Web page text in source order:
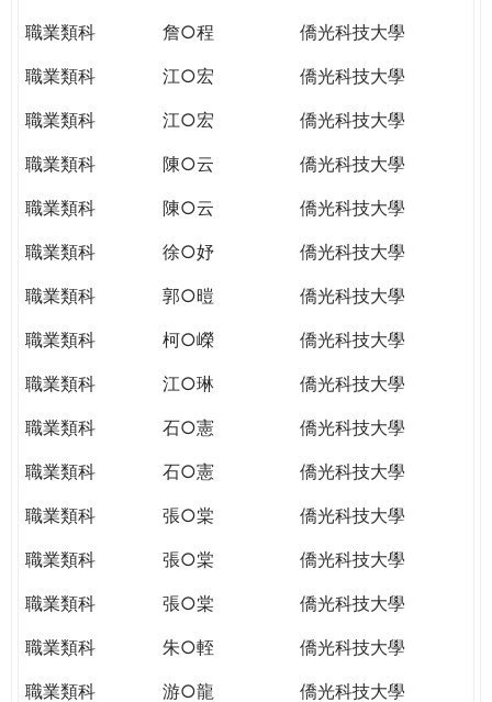
職業類科
詹○程
僑光科技大學
職業類科
江○宏
僑光科技大學
職業類科
江○宏
僑光科技大學
職業類科
陳○云
僑光科技大學
職業類科
陳○云
僑光科技大學
職業類科
徐○妤
僑光科技大學
職業類科
郭○暟
僑光科技大學
職業類科
柯○嶸
僑光科技大學
職業類科
江○琳
僑光科技大學
職業類科
石○憲
僑光科技大學
職業類科
石○憲
僑光科技大學
職業類科
張○棠
僑光科技大學
職業類科
張○棠
僑光科技大學
職業類科
張○棠
僑光科技大學
職業類科
朱○輊
僑光科技大學
職業類科
游○龍
僑光科技大學